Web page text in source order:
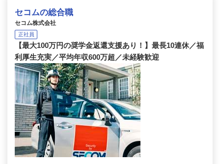
セコムの総合職
セコム株式会社
正社員
【最大100万円の奨学金返還支援あり！】最長10連休／福
利厚生充実／平均年収600万超／未経験歓迎